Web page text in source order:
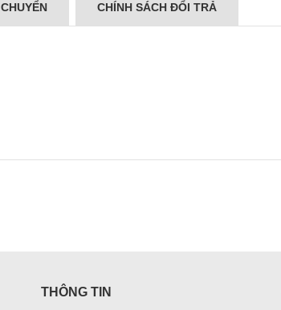
CHÍNH SÁCH ĐỔI TRẢ
THÔNG TIN